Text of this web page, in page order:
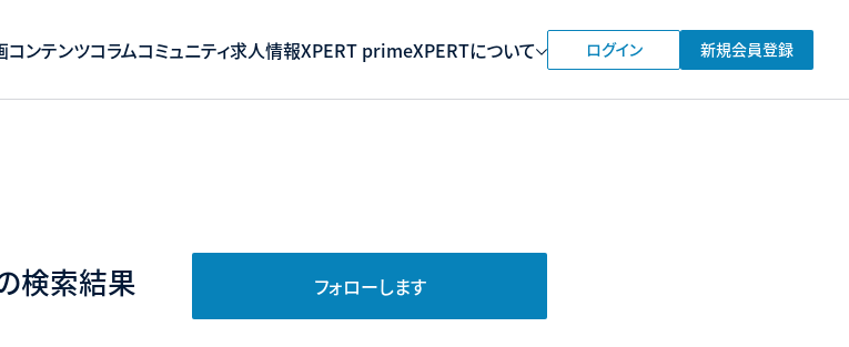
コンテンツコラムコミュニティ求人情報XPERT primeXPERTについて ログイン 新規会員登録
検索結果 フォローします